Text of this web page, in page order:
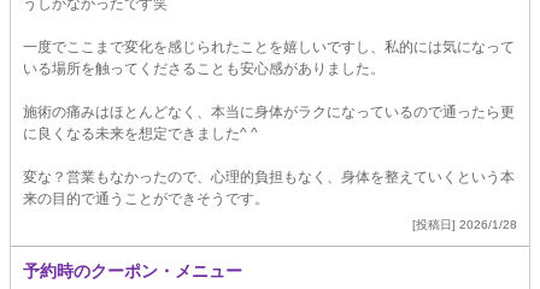
うしかなかったです笑
一度でここまで変化を感じられたことを嬉しいですし、私的には気になって
いる場所を触ってくださることも安心感がありました。
施術の痛みはほとんどなく、本当に身体がラクになっているので通ったら更
に良くなる未来を想定できました^ ^
変な？営業もなかったので、心理的負担もなく、身体を整えていくという本
来の目的で通うことができそうです。
[投稿日] 2026/1/28
予約時のクーポン・メニュー